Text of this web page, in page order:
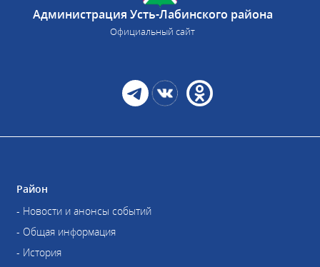
Администрация Усть-Лабинского района
Официальный сайт
Район
- Новости и анонсы событий
- Общая информация
- История